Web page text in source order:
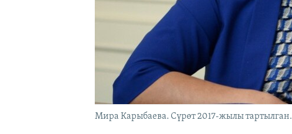
Мира Карыбаева. Сүрөт 2017-жылы тартылган.